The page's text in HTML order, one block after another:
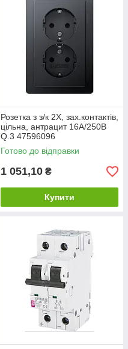
Розетка з з/к 2X, зах.контактів,
цільна, антрацит 16А/250В
Q.3 47596096
Готово до відправки
1 051,10 ₴
Купити